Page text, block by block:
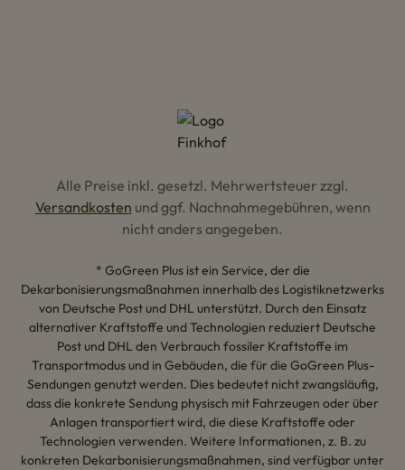
Alle Preise inkl. gesetzl. Mehrwertsteuer zzgl.
Versandkosten und ggf. Nachnahmegebühren, wenn
nicht anders angegeben.
* GoGreen Plus ist ein Service, der die
Dekarbonisierungsmaßnahmen innerhalb des Logistiknetzwerks
von Deutsche Post und DHL unterstützt. Durch den Einsatz
alternativer Kraftstoffe und Technologien reduziert Deutsche
Post und DHL den Verbrauch fossiler Kraftstoffe im
Transportmodus und in Gebäuden, die für die GoGreen Plus-
Sendungen genutzt werden. Dies bedeutet nicht zwangsläufig,
dass die konkrete Sendung physisch mit Fahrzeugen oder über
Anlagen transportiert wird, die diese Kraftstoffe oder
Technologien verwenden. Weitere Informationen, z. B. zu
konkreten Dekarbonisierungsmaßnahmen, sind verfügbar unter